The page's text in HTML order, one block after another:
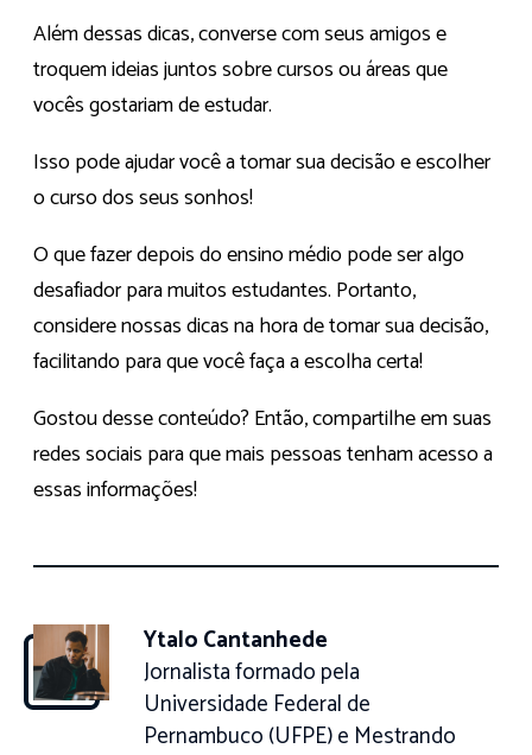
Além dessas dicas, converse com seus amigos e
troquem ideias juntos sobre cursos ou áreas que
vocês gostariam de estudar.
Isso pode ajudar você a tomar sua decisão e escolher
o curso dos seus sonhos!
O que fazer depois do ensino médio pode ser algo
desafiador para muitos estudantes. Portanto,
considere nossas dicas na hora de tomar sua decisão,
facilitando para que você faça a escolha certa!
Gostou desse conteúdo? Então, compartilhe em suas
redes sociais para que mais pessoas tenham acesso a
essas informações!
Ytalo Cantanhede
Jornalista formado pela
Universidade Federal de
Pernambuco (UFPE) e Mestrando